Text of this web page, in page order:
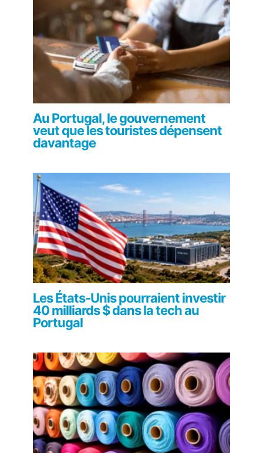
Au Portugal, le gouvernement
veut que les touristes dépensent
davantage
Les États-Unis pourraient investir
40 milliards $ dans la tech au
Portugal